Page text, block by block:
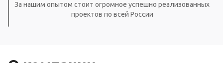
За нашим опытом стоит огромное успешно реализованных
проектов по всей России